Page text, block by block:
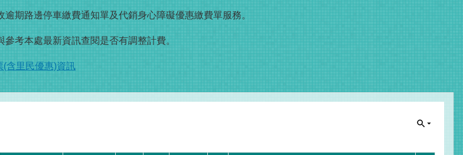
期路邊停車繳費通知單及代銷身心障礙優惠繳費單服務。
參考本處最新資訊查閱是否有調整計費。
(含里民優惠)資訊